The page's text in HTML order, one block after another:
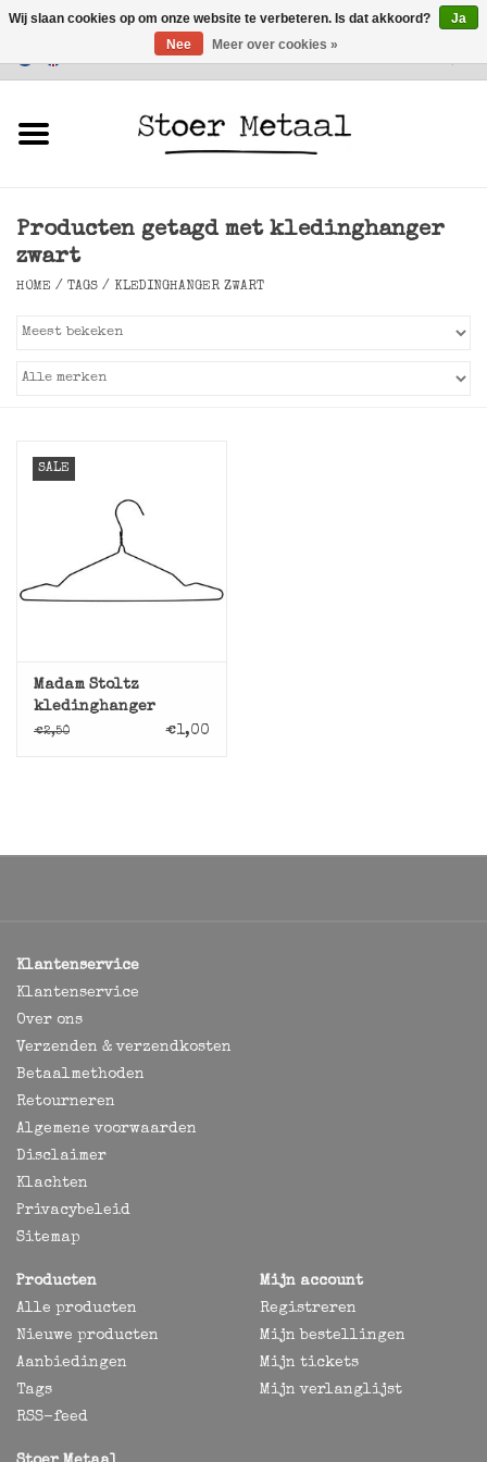
Klantenservice
Verlichting
Accessoires
Producten getagd met kledinghanger
zwart
HOME / TAGS / KLEDINGHANGER ZWART
SALE
Madam Stoltz
kledinghanger
draad, zwart
€2,50 €1,00
Klantenservice
Klantenservice
Over ons
Verzenden & verzendkosten
Betaalmethoden
Retourneren
Algemene voorwaarden
Disclaimer
Klachten
Privacybeleid
Sitemap
Producten
Alle producten
Nieuwe producten
Aanbiedingen
Tags
RSS-feed
Mijn account
Registreren
Mijn bestellingen
Mijn tickets
Mijn verlanglijst
Wij slaan cookies op om onze website te verbeteren. Is dat akkoord?
Ja
Nee
Meer over cookies »